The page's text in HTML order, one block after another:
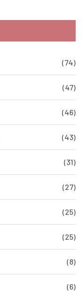
(74)
(47)
(46)
(43)
(31)
(27)
(25)
(25)
(8)
(6)